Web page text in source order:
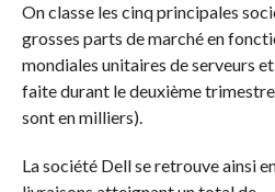
On classe les cinq principales
grosses parts de marché en
mondiales unitaires de serveurs et
faite durant le deuxième
sont en milliers).
La société Dell se retrouve ainsi